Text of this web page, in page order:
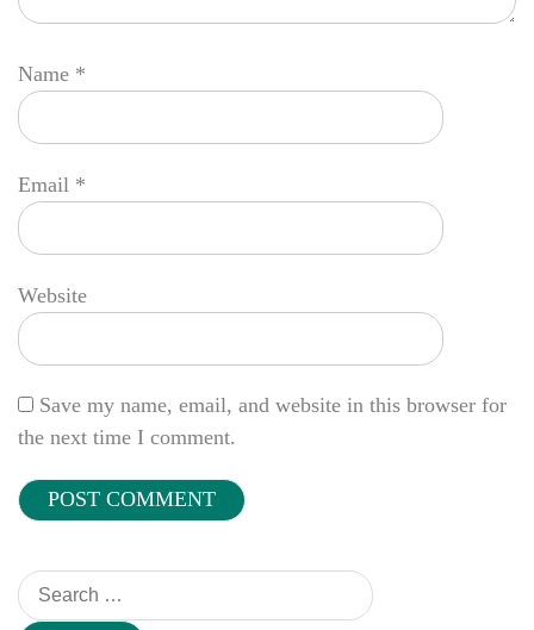
Name *
Email *
Website
Save my name, email, and website in this browser for
the next time I comment.
Search
for: